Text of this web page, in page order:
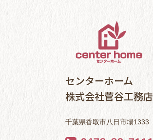
センターホーム
株式会社菅谷工務店
千葉県香取市八日市場1333